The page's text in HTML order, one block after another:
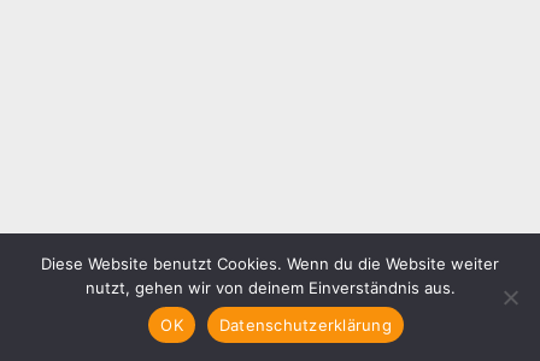
Diese Website benutzt Cookies. Wenn du die Website weiter
nutzt, gehen wir von deinem Einverständnis aus.
OK
Datenschutzerklärung